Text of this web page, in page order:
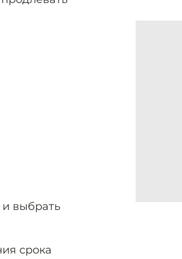
и выбрать
срока